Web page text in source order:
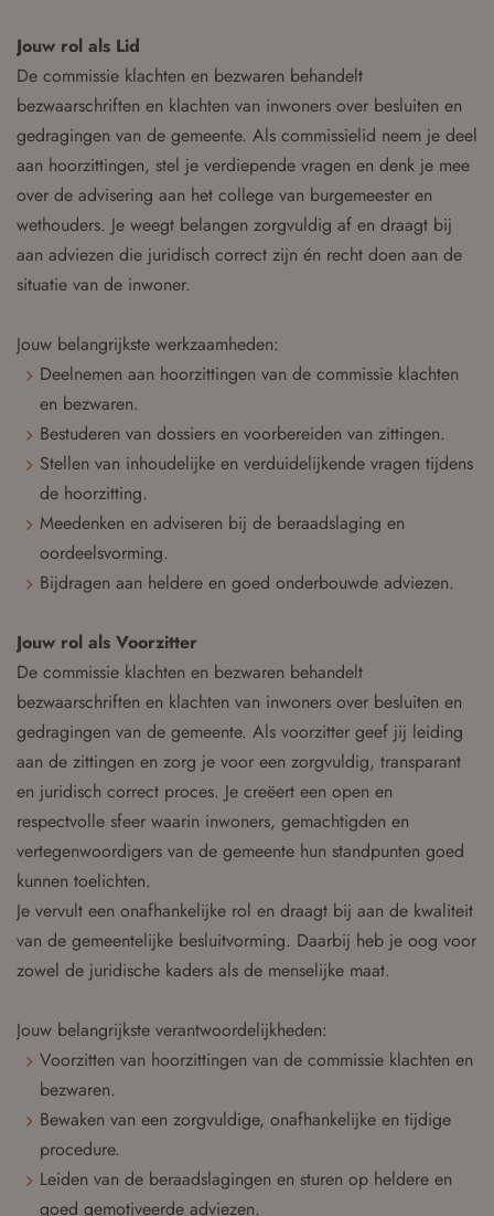
Jouw rol als Lid
De commissie klachten en bezwaren behandelt
bezwaarschriften en klachten van inwoners over besluiten en
gedragingen van de gemeente. Als commissielid neem je deel
aan hoorzittingen, stel je verdiepende vragen en denk je mee
over de advisering aan het college van burgemeester en
wethouders. Je weegt belangen zorgvuldig af en draagt bij
aan adviezen die juridisch correct zijn én recht doen aan de
situatie van de inwoner.
Jouw belangrijkste werkzaamheden:
Deelnemen aan hoorzittingen van de commissie klachten
en bezwaren.
Bestuderen van dossiers en voorbereiden van zittingen.
Stellen van inhoudelijke en verduidelijkende vragen tijdens
de hoorzitting.
Meedenken en adviseren bij de beraadslaging en
oordeelsvorming.
Bijdragen aan heldere en goed onderbouwde adviezen.
Jouw rol als Voorzitter
De commissie klachten en bezwaren behandelt
bezwaarschriften en klachten van inwoners over besluiten en
gedragingen van de gemeente. Als voorzitter geef jij leiding
aan de zittingen en zorg je voor een zorgvuldig, transparant
en juridisch correct proces. Je creëert een open en
respectvolle sfeer waarin inwoners, gemachtigden en
vertegenwoordigers van de gemeente hun standpunten goed
kunnen toelichten.
Je vervult een onafhankelijke rol en draagt bij aan de kwaliteit
van de gemeentelijke besluitvorming. Daarbij heb je oog voor
zowel de juridische kaders als de menselijke maat.
Jouw belangrijkste verantwoordelijkheden:
Voorzitten van hoorzittingen van de commissie klachten en
bezwaren.
Bewaken van een zorgvuldige, onafhankelijke en tijdige
procedure.
Leiden van de beraadslagingen en sturen op heldere en
goed gemotiveerde adviezen.